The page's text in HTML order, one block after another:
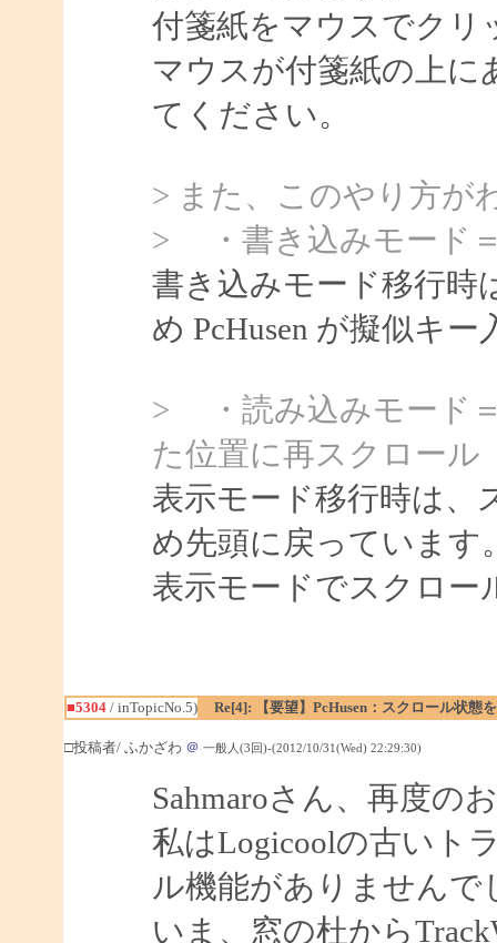
付箋紙をマウスでクリ
マウスが付箋紙の上
てください。
> また、このやり方が
> ・書き込みモード
書き込みモード移行時
め PcHusen が擬似キ
> ・読み込みモード
た位置に再スクロール
表示モード移行時は、
め先頭に戻っています
表示モードでスクロー
■5304/ inTopicNo.5) Re[4]: 【要望】PcHusen：スクロール状態
□投稿者/ ふかざわ ＠ 一般人(3回)-(2012/10/31(Wed) 22:29:30)
Sahmaroさん、再度の
私はLogicoolの古いト
ル機能がありませんで
いま、窓の杜から